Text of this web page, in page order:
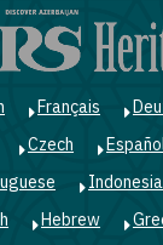
Français
Czech
Hebrew